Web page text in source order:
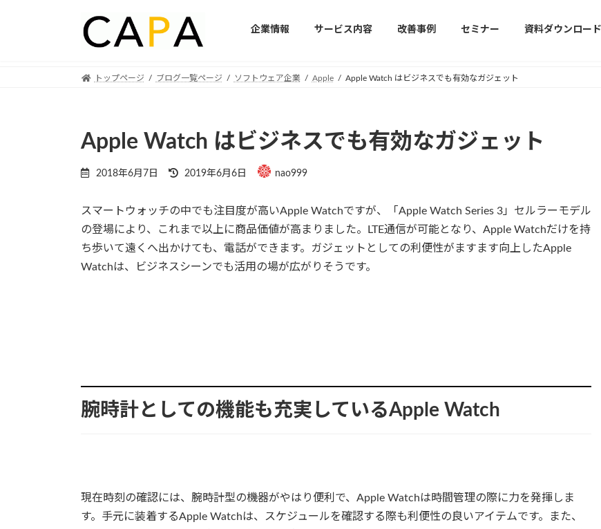
企業情報 サービス内容 改善事例 セミナー 資料ダウンロード
トップページ ブログ一覧ページ ソフトウェア企業 Apple Apple Watch はビジネスでも有効なガジェット
Apple Watch はビジネスでも有効なガジェット
2018年6月7日
Last
updated
2019年6月6日 nao999
スマートウォッチの中でも注目度が高いApple Watchですが、「Apple Watch Series 3」セルラーモデル
の登場により、これまで以上に商品価値が高まりました。LTE通信が可能となり、Apple Watchだけを持
ち歩いて遠くへ出かけても、電話ができます。ガジェットとしての利便性がますます向上したApple
Watchは、ビジネスシーンでも活用の場が広がりそうです。
腕時計としての機能も充実しているApple Watch
現在時刻の確認には、腕時計型の機器がやはり便利で、Apple Watchは時間管理の際に力を発揮しま
す。手元に装着するApple Watchは、スケジュールを確認する際も利便性の良いアイテムです。また、